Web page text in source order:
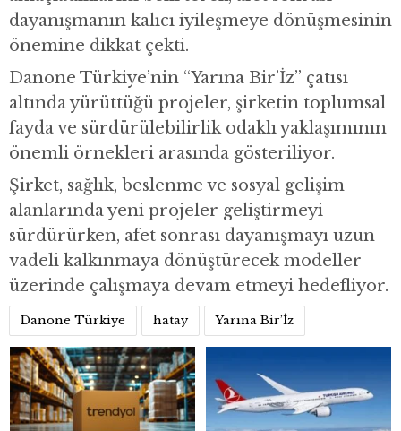
dayanışmanın kalıcı iyileşmeye dönüşmesinin
önemine dikkat çekti.
Danone Türkiye’nin “Yarına Bir’İz” çatısı
altında yürüttüğü projeler, şirketin toplumsal
fayda ve sürdürülebilirlik odaklı yaklaşımının
önemli örnekleri arasında gösteriliyor.
Şirket, sağlık, beslenme ve sosyal gelişim
alanlarında yeni projeler geliştirmeyi
sürdürürken, afet sonrası dayanışmayı uzun
vadeli kalkınmaya dönüştürecek modeller
üzerinde çalışmaya devam etmeyi hedefliyor.
Danone Türkiye hatay Yarına Bir’İz